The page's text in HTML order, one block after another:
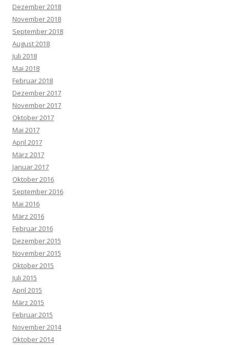
Dezember 2018
November 2018
September 2018
August 2018
Juli 2018
Mai 2018
Februar 2018
Dezember 2017
November 2017
Oktober 2017
Mai 2017
April 2017
März 2017
Januar 2017
Oktober 2016
September 2016
Mai 2016
März 2016
Februar 2016
Dezember 2015
November 2015
Oktober 2015
Juli 2015
April 2015
März 2015
Februar 2015
November 2014
Oktober 2014